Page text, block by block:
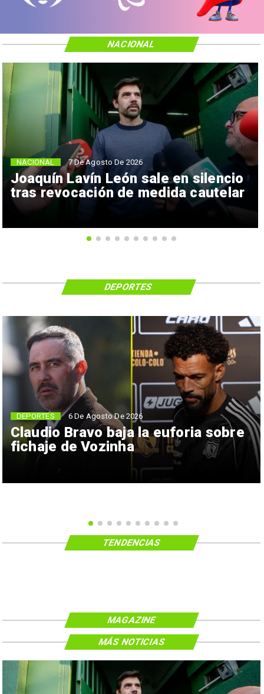
Joaquín Lavín León sale en silencio
tras revocación de medida cautelar
NACIONAL 7 De Agosto De 2026
NACIONAL
Claudio Bravo baja la euforia sobre
fichaje de Vozinha
DEPORTES 6 De Agosto De 2026
DEPORTES
TENDENCIAS
MAGAZINE
MÁS NOTICIAS